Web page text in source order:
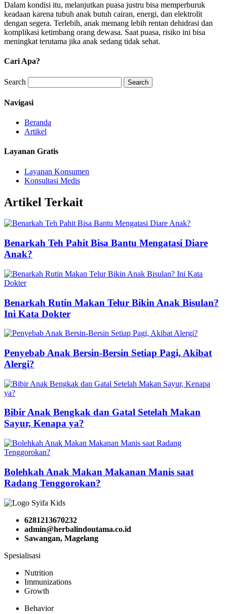
Dalam kondisi itu, melanjutkan puasa justru bisa memperburuk
keadaan karena tubuh anak butuh cairan, energi, dan elektrolit
dengan segera. Terlebih, anak memang lebih rentan dehidrasi dan
komplikasi ketimbang orang dewasa. Saat puasa, risiko ini bisa
meningkat terutama jika anak sedang tidak sehat.
Cari Apa?
Search Search
Navigasi
Beranda
Artikel
Layanan Gratis
Layanan Konsumen
Konsultasi Medis
Artikel Terkait
Benarkah Teh Pahit Bisa Bantu Mengatasi Diare
Anak?
Benarkah Rutin Makan Telur Bikin Anak Bisulan?
Ini Kata Dokter
Penyebab Anak Bersin-Bersin Setiap Pagi, Akibat
Alergi?
Bibir Anak Bengkak dan Gatal Setelah Makan
Sayur, Kenapa ya?
Bolehkah Anak Makan Makanan Manis saat
Radang Tenggorokan?
6281213670232
admin@herbalindoutama.co.id
Sawangan, Magelang
Spesialisasi
Nutrition
Immunizations
Growth
Behavior